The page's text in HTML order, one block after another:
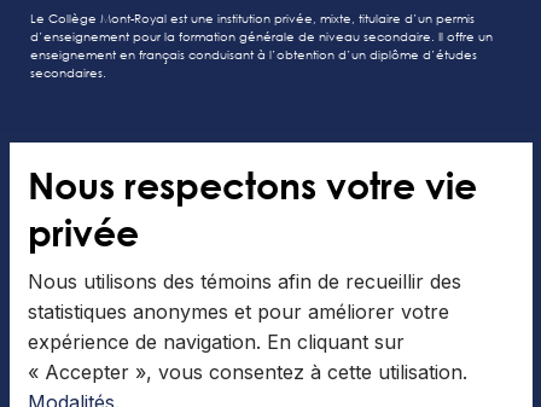
Le Collège Mont-Royal est une institution privée, mixte, titulaire d’un permis
d’enseignement pour la formation générale de niveau secondaire. Il offre un
enseignement en français conduisant à l’obtention d’un diplôme d’études
secondaires.
Tous droits réservés au Collège Mont-Royal
Gérer les cookies
Nous respectons votre vie
privée
Nous utilisons des témoins afin de recueillir des
statistiques anonymes et pour améliorer votre
expérience de navigation. En cliquant sur
« Accepter », vous consentez à cette utilisation.
Modalités